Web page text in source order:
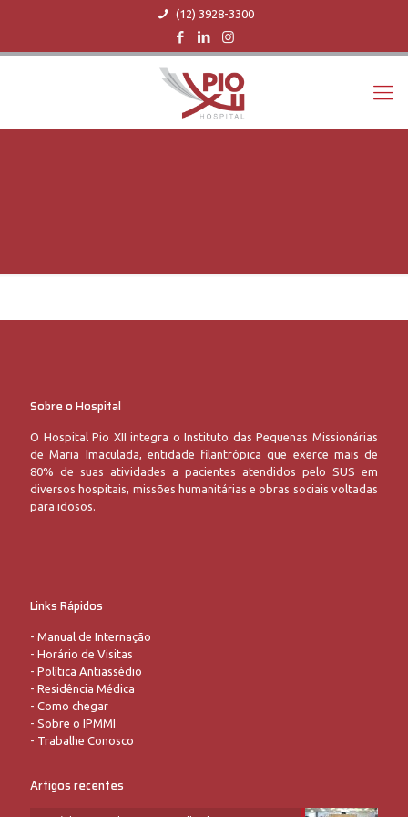
(12) 3928-3300
Sobre o Hospital
O Hospital Pio XII integra o Instituto das Pequenas Missionárias
de Maria Imaculada, entidade filantrópica que exerce mais de
80% de suas atividades a pacientes atendidos pelo SUS em
diversos hospitais, missões humanitárias e obras sociais voltadas
para idosos.
Links Rápidos
- Manual de Internação
- Horário de Visitas
- Política Antiassédio
- Residência Médica
- Como chegar
- Sobre o IPMMI
- Trabalhe Conosco
Artigos recentes